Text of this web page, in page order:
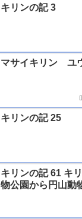
キリンの記 3
マサイキリン ユ
キリンの記 25
キリンの記 61 キ
物公園から円山動